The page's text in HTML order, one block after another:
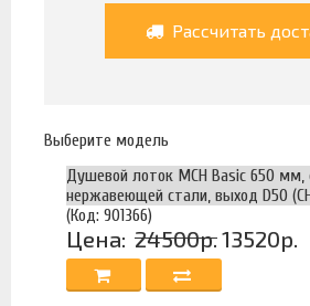
Рассчитать
Выберите модель
Душевой лоток MCH Basic 650 мм,
нержавеющей стали, выход D50
(Код: 901366)
Цена: 24500р.13520р.